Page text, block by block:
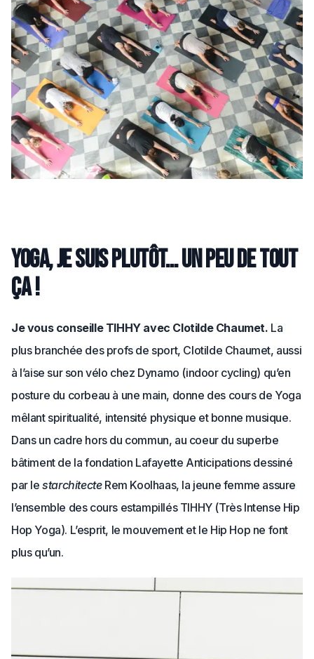
Yoga, je suis plutôt… un peu de tout
ça !
Je vous conseille TIHHY avec Clotilde Chaumet. La
plus branchée des profs de sport, Clotilde Chaumet, aussi
à l’aise sur son vélo chez Dynamo (indoor cycling) qu’en
posture du corbeau à une main, donne des cours de Yoga
mêlant spiritualité, intensité physique et bonne musique.
Dans un cadre hors du commun, au coeur du superbe
bâtiment de la fondation Lafayette Anticipations dessiné
par lestarchitecteRem Koolhaas, la jeune femme assure
l’ensemble des cours estampillés TIHHY (Très Intense Hip
Hop Yoga). L’esprit, le mouvement et le Hip Hop ne font
plus qu’un.